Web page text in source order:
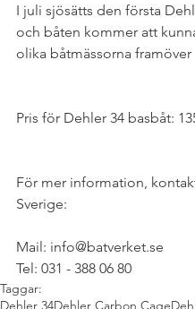
I juli sjösätts den första
och båten kommer att
olika båtmässorna framöver
Pris för Dehler 34 basbåt:
För mer information,
Sverige:
Mail: info@batverket.se
Tel: 031 - 388 06 80
Taggar:
Dehler 34Dehler Carbon Cage